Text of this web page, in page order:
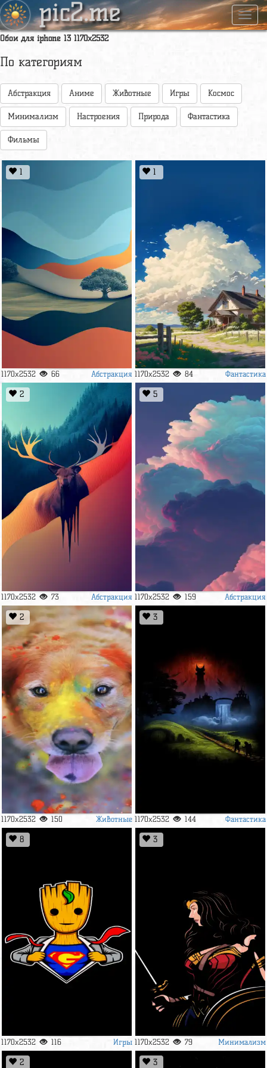
pic2.me
Обои для iphone 13 1170x2532
По категориям
Абстракция Аниме Животные Игры Космос
Минимализм Настроения Природа Фантастика
Фильмы
1
1170x2532 66 Абстракция
1
1170x2532 84 Фантастика
2
1170x2532 73 Абстракция
5
1170x2532 159 Абстракция
2
1170x2532 150 Животные
3
1170x2532 144 Фантастика
8
1170x2532 116 Игры
3
1170x2532 79 Минимализм
2 3